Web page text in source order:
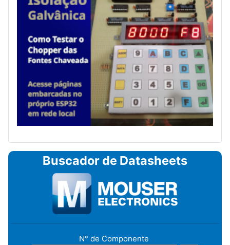
Buscador de Datasheets
N° de Componente